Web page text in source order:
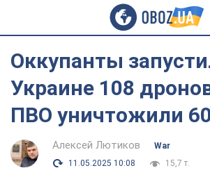
Оккупанты
Украине 108
ПВО уничтожили
Алексей Лютиков
War
11.05.2025 10:08
15,7 т.